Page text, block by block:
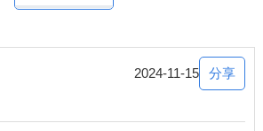
實又固執，是那種直率坦誠的人，到她店
的人，我就屬於這種型的人，所以很快融
去到那裡，一邊吃著剛做好的熱騰騰煎
小姐及常客們閒聊。不知不覺，給自己積
2024-11-15 分享